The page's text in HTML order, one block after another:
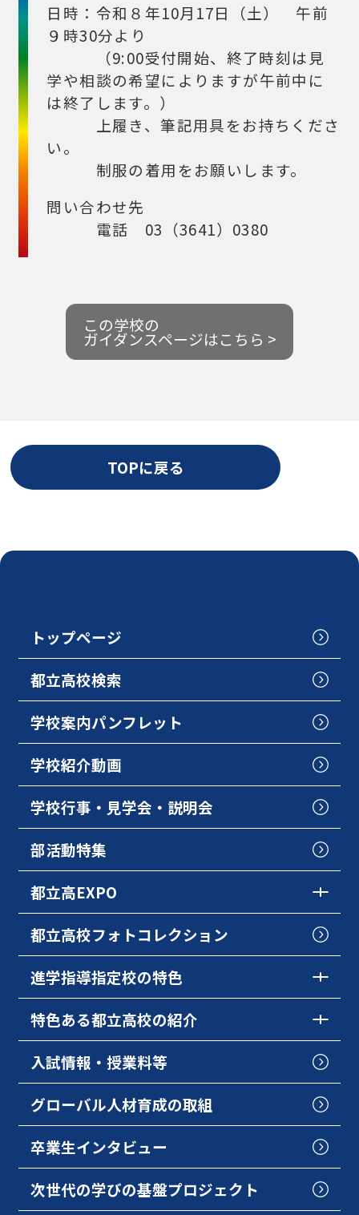
日時：令和８年10月17日（土） 午前
９時30分より
（9:00受付開始、終了時刻は見
学や相談の希望によりますが午前中に
は終了します。）
上履き、筆記用具をお持ちくださ
い。
制服の着用をお願いします。
問い合わせ先
電話 03（3641）0380
この学校の
ガイダンスページはこちら >
TOPに戻る
トップページ
都立高校検索
学校案内パンフレット
学校紹介動画
学校行事・見学会・説明会
部活動特集
都立高EXPO
都立高校フォトコレクション
進学指導指定校の特色
特色ある都立高校の紹介
入試情報・授業料等
グローバル人材育成の取組
卒業生インタビュー
次世代の学びの基盤プロジェクト